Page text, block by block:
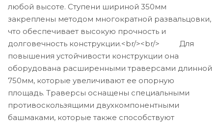
любой высоте. Ступени шириной 350мм
закреплены методом многократной развальцовки,
что обеспечивает высокую прочность и
долговечность конструкции.<br/><br/> Для
повышения устойчивости конструкции она
оборудована расширенными траверсами длинной
750мм, которые увеличивают ее опорную
площадь. Траверсы оснащены специальными
противоскользящими двухкомпонентными
башмаками, которые также способствуют